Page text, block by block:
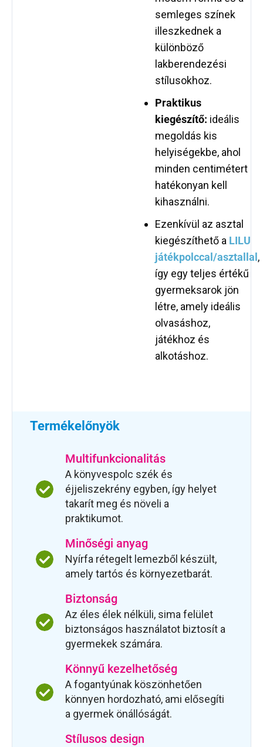
semleges színek
illeszkednek a
különböző
lakberendezési
stílusokhoz.
Praktikus
kiegészítő: ideális
megoldás kis
helyiségekbe, ahol
minden centimétert
hatékonyan kell
kihasználni.
Ezenkívül az asztal
kiegészíthető a LILU
játékpolccal/asztallal ,
így egy teljes értékű
gyermeksarok jön
létre, amely ideális
olvasáshoz,
játékhoz és
alkotáshoz.
Termékelőnyök
Multifunkcionalitás
A könyvespolc szék és
éjjeliszekrény egyben, így helyet
takarít meg és növeli a
praktikumot.
Minőségi anyag
Nyírfa rétegelt lemezből készült,
amely tartós és környezetbarát.
Biztonság
Az éles élek nélküli, sima felület
biztonságos használatot biztosít a
gyermekek számára.
Könnyű kezelhetőség
A fogantyúnak köszönhetően
könnyen hordozható, ami elősegíti
a gyermek önállóságát.
Stílusos design